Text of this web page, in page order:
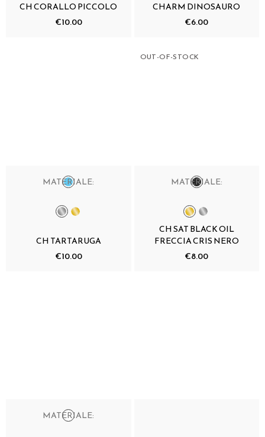
CH CORALLO PICCOLO
€10.00
CHARM DINOSAURO
€6.00
MATERIALE:
CH TARTARUGA
€10.00
OUT-OF-STOCK
MATERIALE:
CH SAT BLACK OIL
FRECCIA CRIS NERO
€8.00
MATERIALE: